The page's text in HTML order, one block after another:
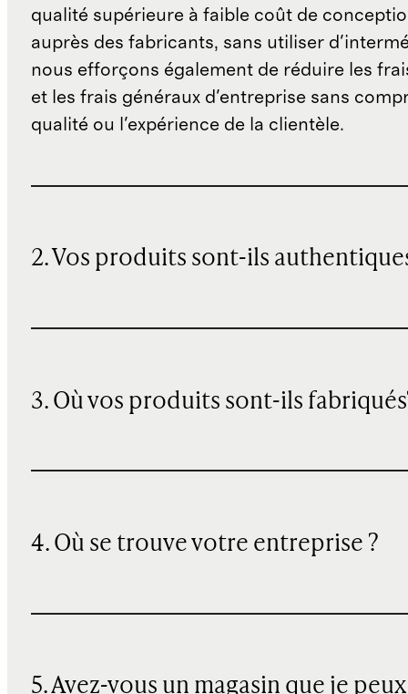
qualité supérieure à faible coût de
auprès des fabricants, sans utiliser
nous efforçons également de réduire les
et les frais généraux d'entreprise sans
qualité ou l'expérience de la clientèle.
2. Vos produits sont-ils
3. Où vos produits sont-ils
4. Où se trouve votre entreprise ?
5. Avez-vous un magasin que je peux